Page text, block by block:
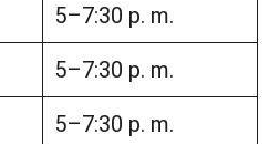
5–7:30 p. m.
5–7:30 p. m.
5–7:30 p. m.